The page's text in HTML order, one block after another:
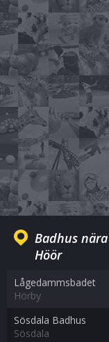
Badhus
Höör
Lågedammsbadet
Hörby
Sösdala Badhus
Sösdala